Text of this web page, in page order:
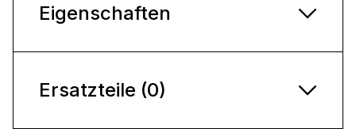
Eigenschaften
Ersatzteile (0)